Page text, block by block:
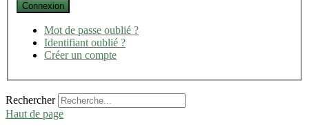
Mot de passe oublié ?
Identifiant oublié ?
Créer un compte
Rechercher
Haut de page